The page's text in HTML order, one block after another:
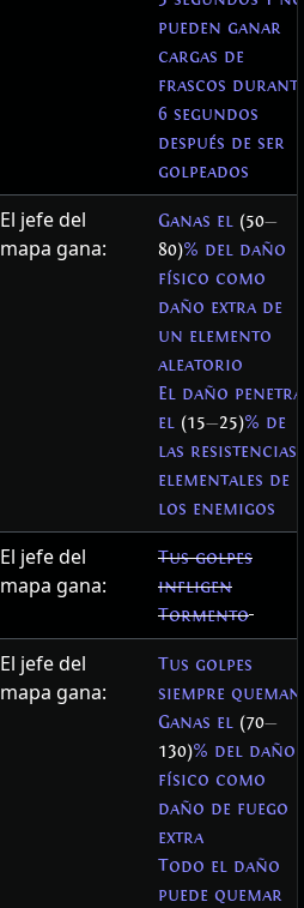
pueden ganar
cargas de
frascos
6 segundos
después de ser
golpeados
El jefe del
mapa gana:
Ganas el (50—
80)% del daño
físico como
daño extra de
un elemento
aleatorio
El daño penetra
el (15—25)% de
las resistencias
elementales de
los enemigos
El jefe del
mapa gana:
Tus golpes
infligen
Tormento
El jefe del
mapa gana:
Tus golpes
siempre queman
Ganas el (70—
130)% del daño
físico como
daño de fuego
extra
Todo el daño
puede quemar